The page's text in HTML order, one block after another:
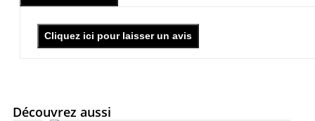
Cliquez ici pour laisser un avis
Découvrez aussi